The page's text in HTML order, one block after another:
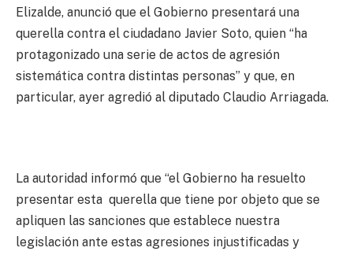
Elizalde, anunció que el Gobierno presentará una
querella contra el ciudadano Javier Soto, quien “ha
protagonizado una serie de actos de agresión
sistemática contra distintas personas” y que, en
particular, ayer agredió al diputado Claudio Arriagada.
La autoridad informó que “el Gobierno ha resuelto
presentar esta querella que tiene por objeto que se
apliquen las sanciones que establece nuestra
legislación ante estas agresiones injustificadas y